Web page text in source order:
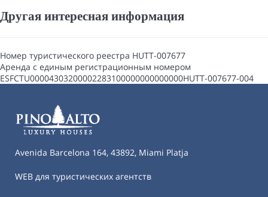
Другая интересная информация
Номер туристического реестра HUTT-007677
Аренда с единым регистрационным номером
ESFCTU00004303200002283100000000000000HUTT-007677-004
Avenida Barcelona 164, 43892, Miami Platja
WEB для туристических агентств